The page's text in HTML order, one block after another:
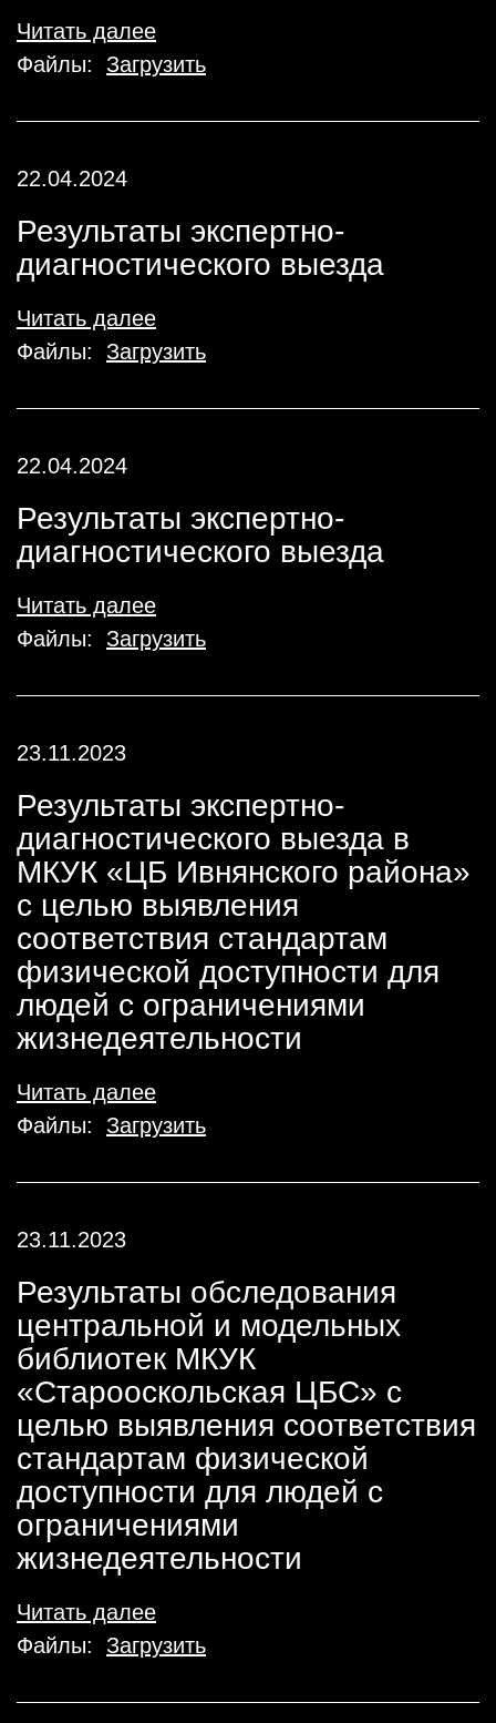
Читать далее
Файлы: Загрузить
22.04.2024
Результаты экспертно-
диагностического выезда
Читать далее
Файлы: Загрузить
22.04.2024
Результаты экспертно-
диагностического выезда
Читать далее
Файлы: Загрузить
23.11.2023
Результаты экспертно-
диагностического выезда в
МКУК «ЦБ Ивнянского района»
с целью выявления
соответствия стандартам
физической доступности для
людей с ограничениями
жизнедеятельности
Читать далее
Файлы: Загрузить
23.11.2023
Результаты обследования
центральной и модельных
библиотек МКУК
«Старооскольская ЦБС» с
целью выявления соответствия
стандартам физической
доступности для людей с
ограничениями
жизнедеятельности
Читать далее
Файлы: Загрузить